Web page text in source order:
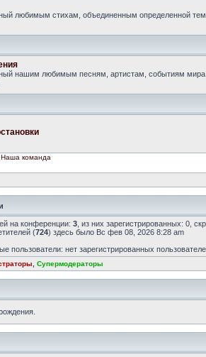
любимым стихам, объединенным определенной
нашим любимым песням, артистам, событиям
Наша команда
на конференции: 3 , из них зарегистрированных: 0,
(724) здесь было Вс фев 08, 2026 8:28 am
пользователи: нет зарегистрированных
Супермодераторы